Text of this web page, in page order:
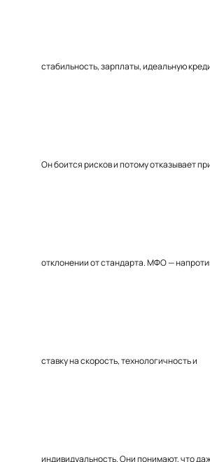
стабильность, зарплаты, идеальную
Он боится рисков и потому отказывает
отклонении от стандарта. МФО —
ставку на скорость, технологичность и
индивидуальность. Они понимают, что